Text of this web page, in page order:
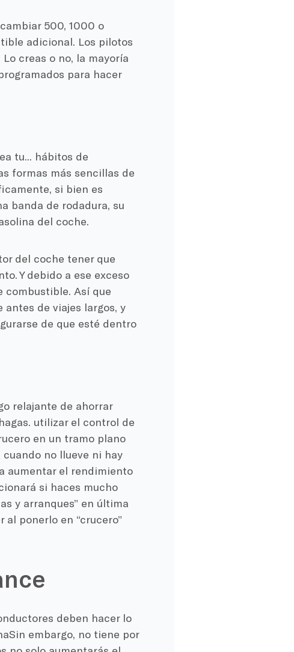
500, 1000 o
adicional. Los pilotos
creas o no, la mayoría
para hacer
tu... hábitos de
formas más sencillas de
si bien es
banda de rodadura, su
del coche.
del coche tener que
Y debido a ese exceso
combustible. Así que
de viajes largos, y
de que esté dentro
relajante de ahorrar
utilizar el control de
en un tramo plano
no llueve ni hay
aumentar el rendimiento
si haces mucho
y arranques” en última
ponerlo en “crucero”
deben hacer lo
Sin embargo, no tiene por